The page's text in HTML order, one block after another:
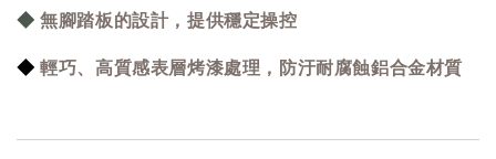
◆ 無腳踏板的設計，提供穩定操控
◆ 輕巧、高質感表層烤漆處理，防汙耐腐蝕鋁合金材質